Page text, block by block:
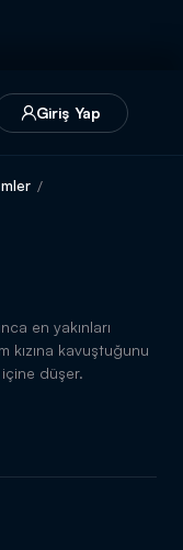
Giriş Yap
en yakınları
kızına kavuştuğunu
düşer.